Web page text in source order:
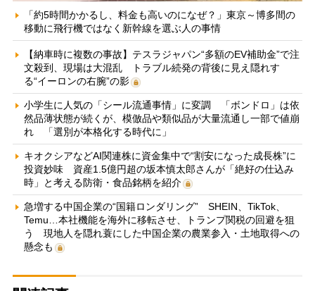
「約5時間かかるし、料金も高いのになぜ？」東京～博多間の
移動に飛行機ではなく新幹線を選ぶ人の事情
【納車時に複数の事故】テスラジャパン“多額のEV補助金”で注
文殺到、現場は大混乱 トラブル続発の背後に見え隠れす
る“イーロンの右腕”の影
小学生に人気の「シール流通事情」に変調 「ボンドロ」は依
然品薄状態が続くが、模倣品や類似品が大量流通し一部で値崩
れ 「選別が本格化する時代に」
キオクシアなどAI関連株に資金集中で“割安になった成長株”に
投資妙味 資産1.5億円超の坂本慎太郎さんが「絶好の仕込み
時」と考える防衛・食品銘柄を紹介
急増する中国企業の“国籍ロンダリング” SHEIN、TikTok、
Temu…本社機能を海外に移転させ、トランプ関税の回避を狙
う 現地人を隠れ蓑にした中国企業の農業参入・土地取得への
懸念も